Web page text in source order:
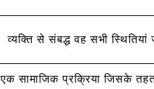
व्यक्ति से संबद्ध वह सभी
एक सामाजिक प्रक्रिया जिसके